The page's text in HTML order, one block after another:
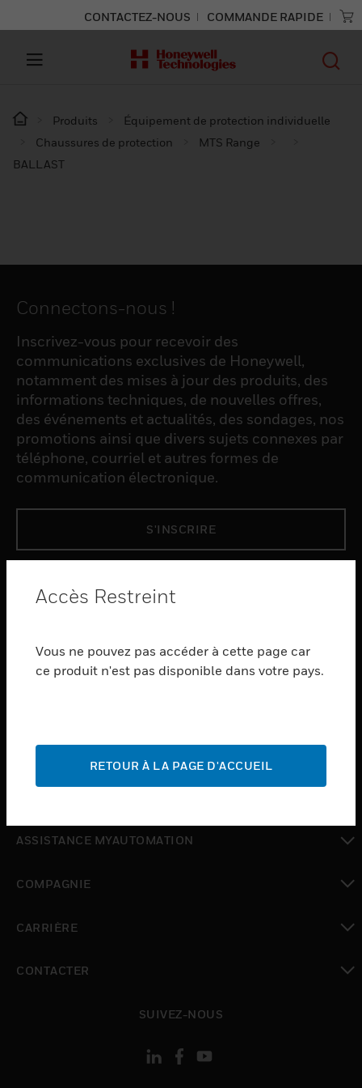
CONTACTEZ-NOUS COMMANDE RAPIDE
Produits
Équipement de protection individuelle
Chaussures de protection
MTS Range
BALLAST
Connectons-nous !
Inscrivez-vous pour recevoir des
communications exclusives de Honeywell,
notamment des mises à jour des produits, des
informations techniques, de nouvelles offres,
des événements et actualités, des sondages, nos
promotions ainsi que divers sujets connexes par
téléphone, courriel et autres formes de
communication électronique.
S'INSCRIRE
toggle view
SERVICES
toggle view
toggle view
toggle view
ASSISTANCE MYAUTOMATION
COMPAGNIE
CARRIÈRE
CONTACTER
SUIVEZ-NOUS
Accès Restreint
Vous ne pouvez pas accéder à cette page car
ce produit n'est pas disponible dans votre pays.
RETOUR À LA PAGE D'ACCUEIL